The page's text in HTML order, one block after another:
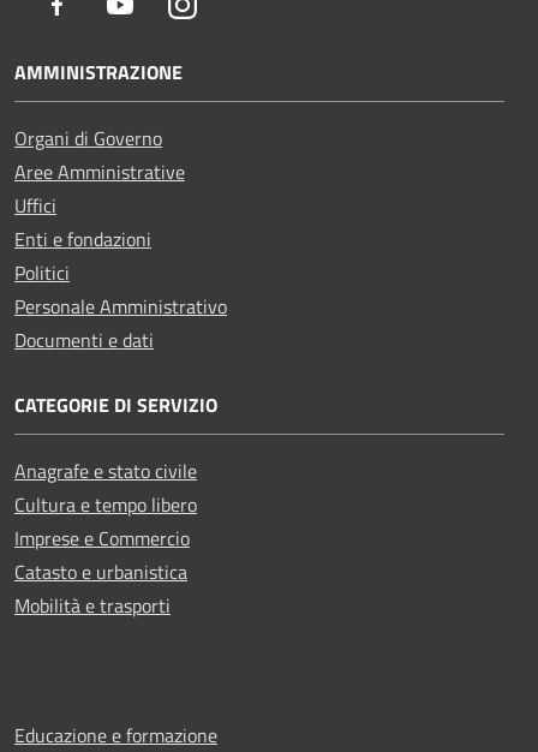
AMMINISTRAZIONE
Organi di Governo
Aree Amministrative
Uffici
Enti e fondazioni
Politici
Personale Amministrativo
Documenti e dati
CATEGORIE DI SERVIZIO
Anagrafe e stato civile
Cultura e tempo libero
Imprese e Commercio
Catasto e urbanistica
Mobilità e trasporti
Educazione e formazione